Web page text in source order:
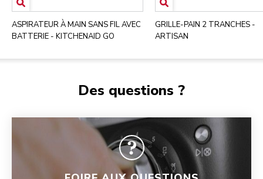
ASPIRATEUR À MAIN SANS FIL AVEC
BATTERIE - KITCHENAID GO
GRILLE-PAIN 2 TRANCHES -
ARTISAN
Des questions ?